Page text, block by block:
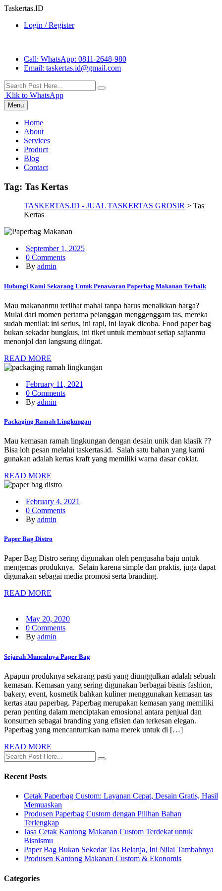
Taskertas.ID
Login / Register
Call: WhatsApp: 0811-2648-980
Email: taskertas.id@gmail.com
Klik to WhatsApp
Menu
Home
About
Services
Product
Blog
Contact
Tag: Tas Kertas
TASKERTAS.ID - JUAL TASKERTAS GROSIR > Tas
Kertas
September 1, 2025
0 Comments
By admin
Hubungi Kami Sekarang Untuk Penawaran Paperbag Makanan Terbaik
Mau makananmu terlihat mahal tanpa harus menaikkan harga?
Mulai dari momen pertama pelanggan menggenggam tas, mereka
sudah menilai: ini serius, ini rapi, ini layak dicoba. Food paper bag
bukan sekadar bungkus, ini tiket untuk membuat setiap sajianmu
menonjol dan langsung diingat.
READ MORE
February 11, 2021
0 Comments
By admin
Packaging Ramah Lingkungan
Mau kemasan ramah lingkungan dengan desain unik dan klasik ??
Bisa loh pesan melalui taskertas.id. Salah satu bahan yang kami
gunakan adalah kertas kraft yang memiliki warna dasar coklat.
READ MORE
February 4, 2021
0 Comments
By admin
Paper Bag Distro
Paper Bag Distro sering digunakan oleh pengusaha baju untuk
mengemas produknya. Selain karena simple dan praktis, juga dapat
digunakan sebagai media promosi serta branding.
READ MORE
May 20, 2020
0 Comments
By admin
Sejarah Munculnya Paper Bag
Apapun produknya sekarang pasti yang diunggulkan adalah sebuah
kemasan. Kemasan yang sering digunakan berbagai bisnis fashion,
bakery, event, kosmetik bahkan kuliner menggunakan kemasan tas
kertas atau paperbag. Paperbag merupakan kemasan yang memiliki
peran penting dalam menciptakan emosional antara penjual dan
konsumen sebagai branding yang efisien dan terkesan elegan.
Paperbag yang mencantumkan nama merek untuk di […]
READ MORE
Recent Posts
Cetak Paperbag Custom: Layanan Cepat, Desain Gratis, Hasil
Memuaskan
Produsen Paperbag Custom dengan Pilihan Bahan
Terlengkap
Jasa Cetak Kantong Makanan Custom Terdekat untuk
Bisnismu
Paper Bag Bukan Sekedar Tas Belanja, Ini Nilai Tambahnya
Produsen Kantong Makanan Custom & Ekonomis
Categories